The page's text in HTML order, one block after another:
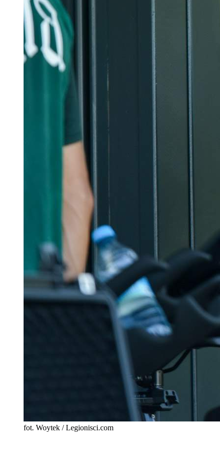
fot. Woytek / Legionisci.com